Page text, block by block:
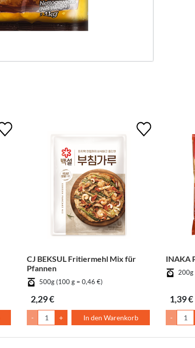
CJ BEKSUL Fritiermehl Mix für
Pfannen
500g (100 g = 0,46 €)
2,29 €
- + In den Warenkorb
INAKA
200g
1,39 €
-